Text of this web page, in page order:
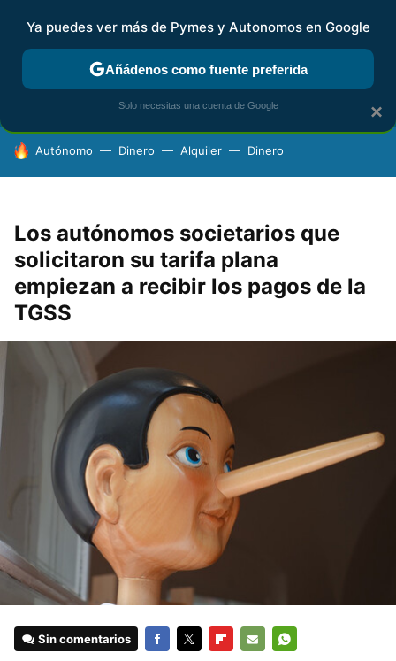
FISCALIDAD Y CONTABILIDAD KIT DIGITAL RENTA
HOY SE HABLA DE
Autónomo Dinero Alquiler Dinero
Los autónomos societarios que
solicitaron su tarifa plana
empiezan a recibir los pagos de la
TGSS
Sin comentarios
×
Ya puedes ver más de Pymes y Autonomos en Google
Añádenos como fuente preferida
Solo necesitas una cuenta de Google